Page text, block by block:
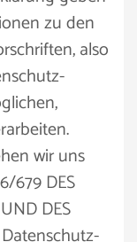
zu den
also
wir uns
679 DES
DES